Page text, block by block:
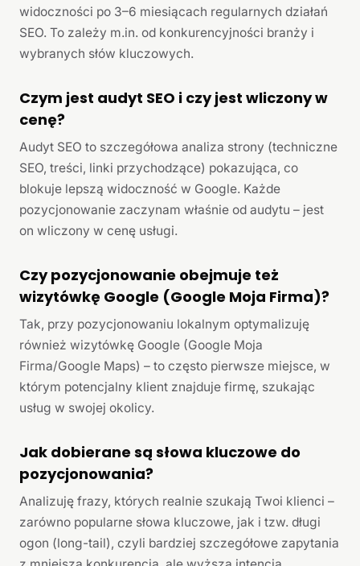
widoczności po 3–6 miesiącach regularnych działań
SEO. To zależy m.in. od konkurencyjności branży i
wybranych słów kluczowych.
Czym jest audyt SEO i czy jest wliczony w
cenę?
Audyt SEO to szczegółowa analiza strony (techniczne
SEO, treści, linki przychodzące) pokazująca, co
blokuje lepszą widoczność w Google. Każde
pozycjonowanie zaczynam właśnie od audytu – jest
on wliczony w cenę usługi.
Czy pozycjonowanie obejmuje też
wizytówkę Google (Google Moja Firma)?
Tak, przy pozycjonowaniu lokalnym optymalizuję
również wizytówkę Google (Google Moja
Firma/Google Maps) – to często pierwsze miejsce, w
którym potencjalny klient znajduje firmę, szukając
usług w swojej okolicy.
Jak dobierane są słowa kluczowe do
pozycjonowania?
Analizuję frazy, których realnie szukają Twoi klienci –
zarówno popularne słowa kluczowe, jak i tzw. długi
ogon (long-tail), czyli bardziej szczegółowe zapytania